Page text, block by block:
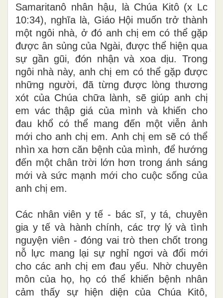
Samaritanô nhân hậu, là Chúa Kitô (x Lc
10:34), nghĩa là, Giáo Hội muốn trở thành
một ngôi nhà, ở đó anh chị em có thể gặp
được ân sủng của Ngài, được thể hiện qua
sự gần gũi, đón nhận và xoa dịu. Trong
ngôi nhà này, anh chị em có thể gặp được
những người, đã từng được lòng thương
xót của Chúa chữa lành, sẽ giúp anh chị
em vác thập giá của mình và khiến cho
đau khổ có thể mang đến một viễn ảnh
mới cho anh chị em. Anh chị em sẽ có thể
nhìn xa hơn căn bệnh của mình, để hướng
đến một chân trời lớn hơn trong ánh sáng
mới và sức mạnh mới cho cuộc sống của
anh chị em.
Các nhân viên y tế - bác sĩ, y tá, chuyên
gia y tế và hành chính, các trợ lý và tình
nguyện viên - đóng vai trò then chốt trong
nỗ lực mang lại sự nghỉ ngơi và đổi mới
cho các anh chị em đau yếu. Nhờ chuyên
môn của họ, họ có thể khiến bệnh nhân
cảm thấy sự hiện diện của Chúa Kitô,